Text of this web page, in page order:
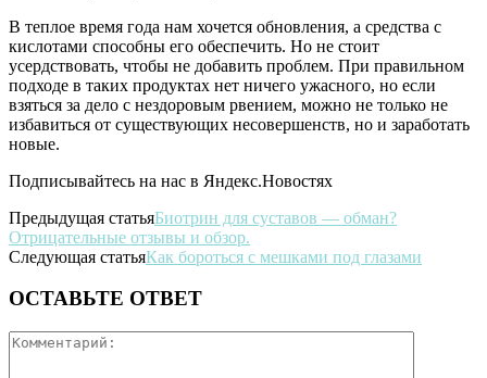
В теплое время года нам хочется обновления, а средства с
кислотами способны его обеспечить. Но не стоит
усердствовать, чтобы не добавить проблем. При правильном
подходе в таких продуктах нет ничего ужасного, но если
взяться за дело с нездоровым рвением, можно не только не
избавиться от существующих несовершенств, но и заработать
новые.
Подписывайтесь на нас в Яндекс.Новостях
Предыдущая статьяБиотрин для суставов — обман?
Отрицательные отзывы и обзор.
Следующая статьяКак бороться с мешками под глазами
ОСТАВЬТЕ ОТВЕТ